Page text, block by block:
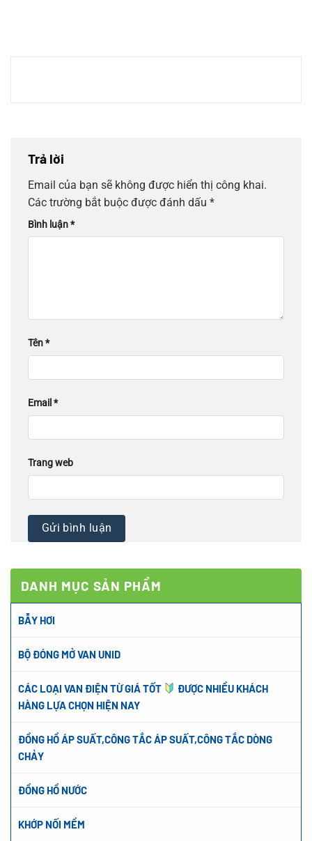
DANH MỤC SẢN PHẨM
BẪY HƠI
BỘ ĐÓNG MỞ VAN UNID
CÁC LOẠI VAN ĐIỆN TỪ GIÁ TỐT
ĐƯỢC NHIỀU KHÁCH
HÀNG LỰA CHỌN HIỆN NAY
ĐỒNG HỒ ÁP SUẤT,CÔNG TẮC ÁP SUẤT,CÔNG TẮC DÒNG
CHẢY
ĐỒNG HỒ NƯỚC
KHỚP NỐI MỀM
Trả lời
Email của bạn sẽ không được hiển thị công khai.
Các trường bắt buộc được đánh dấu *
Bình luận*
Tên*
Email *
Trang web